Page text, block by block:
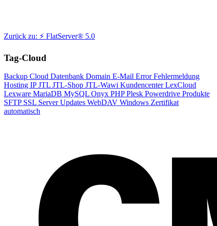
Zurück zu: ⚡ FlatServer® 5.0
Tag-Cloud
Backup Cloud Datenbank Domain E-Mail ErrorFehlermeldung
Hosting IPJTL JTL-Shop JTL-Wawi KundencenterLexCloud
Lexware MariaDB MySQL Onyx PHPPlesk Powerdrive Produkte
SFTP SSL ServerUpdates WebDAV Windows Zertifikat
automatisch